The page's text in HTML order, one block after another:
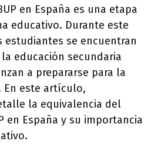
en España es una etapa
educativo. Durante este
estudiantes se encuentran
educación secundaria
a prepararse para la
En este artículo,
la equivalencia del
en España y su importancia